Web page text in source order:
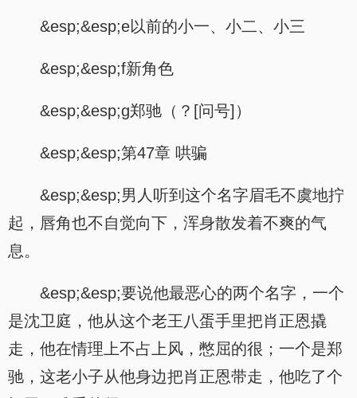
&esp;&esp;e以前的小一、小二、小三
&esp;&esp;f新角色
&esp;&esp;g郑驰（？[问号]）
&esp;&esp;第47章 哄骗
&esp;&esp;男人听到这个名字眉毛不虞地拧
起，唇角也不自觉向下，浑身散发着不爽的气
息。
&esp;&esp;要说他最恶心的两个名字，一个
是沈卫庭，他从这个老王八蛋手里把肖正恩撬
走，他在情理上不占上风，憋屈的很；一个是郑
驰，这老小子从他身边把肖正恩带走，他吃了个